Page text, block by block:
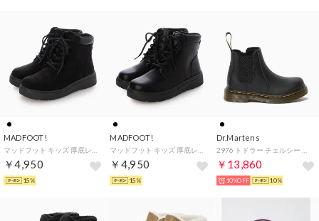
MADFOOT!
￥4,950
15%
MADFOOT!
￥4,950
15%
Dr.Martens
￥13,860
10%OFF 10%